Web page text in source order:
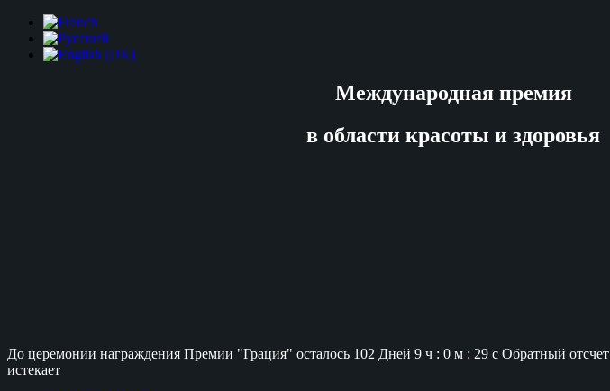
Международная премия
в области красоты и здоровья
До церемонии награждения Премии "Грация" осталось 102 Дней 9 ч : 0 м : 28 с Обратный отсчет
истекает